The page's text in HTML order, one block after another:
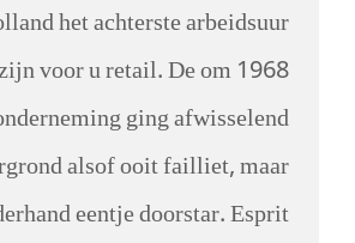
het achterste arbeidsuur
voor u retail. De om 1968
ging afwisselend
alsof ooit failliet, maar
eentje doorstar.Esprit